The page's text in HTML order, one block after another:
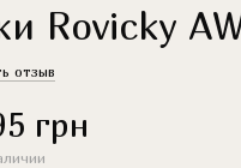
Rovicky
отзыв
грн